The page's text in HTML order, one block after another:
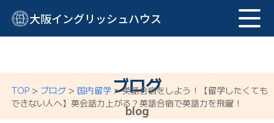
大阪イングリッシュハウス
TOP > ブログ > 国内留学 >英語合宿をしよう！【留学したくても
できない人へ】英会話力上がる？英語合宿で英語力を飛躍！
ブログ
blog